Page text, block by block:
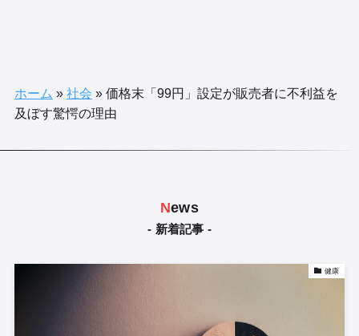
ホーム » 社会 »価格末「99円」設定が販売者に不利益を
及ぼす驚愕の理由
News
- 新着記事 -
健康